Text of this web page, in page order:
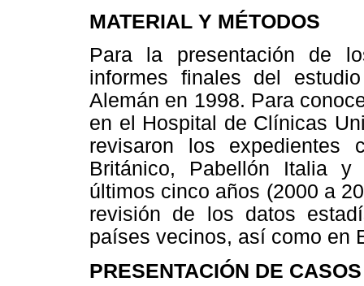
MATERIAL Y MÉTODOS
Para la presentación de
informes finales del
Alemán en 1998. Para
en el Hospital de Clínicas
revisaron los expedientes
Británico, Pabellón Italia
últimos cinco años (2000 a
revisión de los datos
países vecinos, así como en
PRESENTACIÓN DE